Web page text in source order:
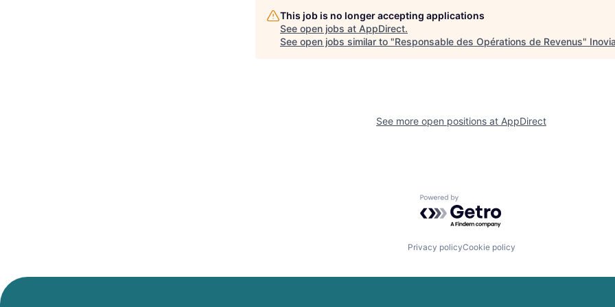
This job is no longer accepting applications
See open jobs at AppDirect.
See open jobs similar to "Responsable des Opérations de Revenus"
See more open positions at AppDirect
Powered by Getro.com
Privacy policyCookie policy